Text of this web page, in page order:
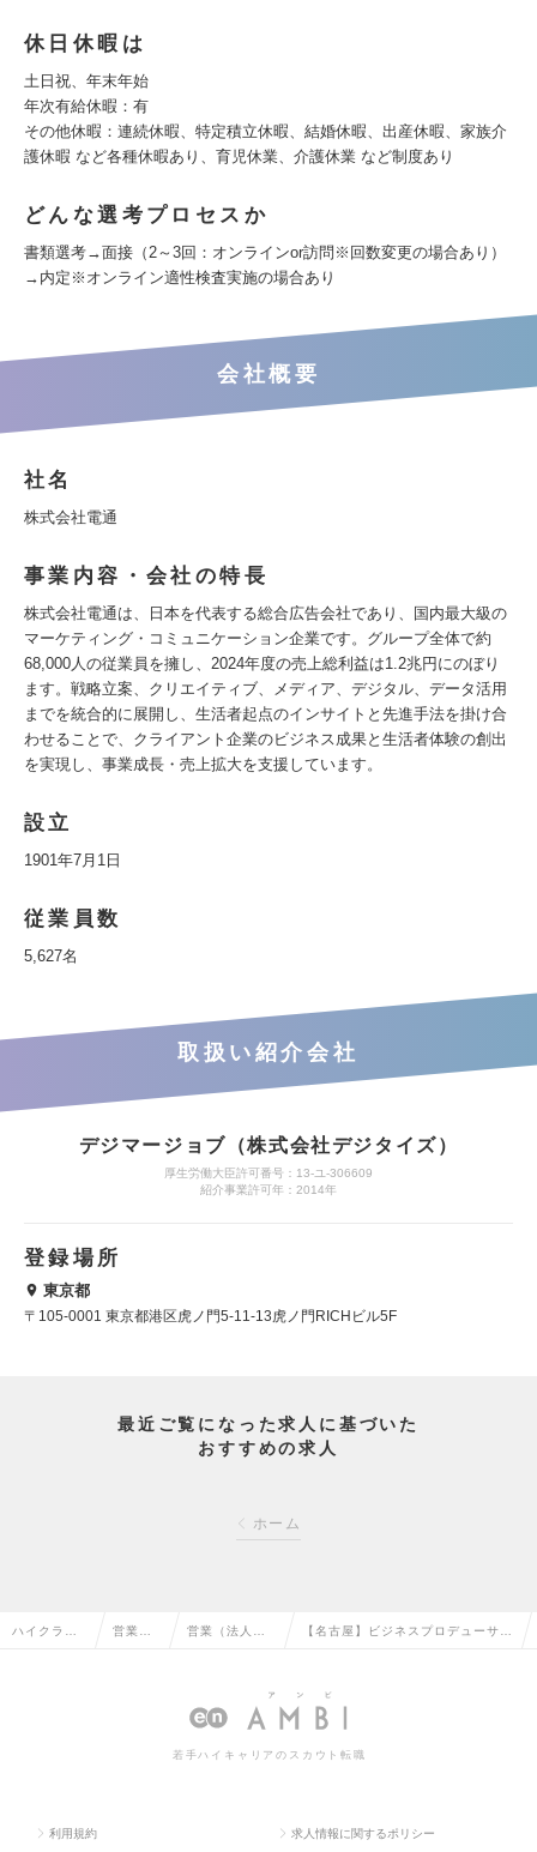
休日休暇は
土日祝、年末年始
年次有給休暇：有
その他休暇：連続休暇、特定積立休暇、結婚休暇、出産休暇、家族介
護休暇 など各種休暇あり、育児休業、介護休業 など制度あり
どんな選考プロセスか
書類選考→面接（2～3回：オンラインor訪問※回数変更の場合あり）
→内定※オンライン適性検査実施の場合あり
会社概要
社名
株式会社電通
事業内容・会社の特長
株式会社電通は、日本を代表する総合広告会社であり、国内最大級の
マーケティング・コミュニケーション企業です。グループ全体で約
68,000人の従業員を擁し、2024年度の売上総利益は1.2兆円にのぼり
ます。戦略立案、クリエイティブ、メディア、デジタル、データ活用
までを統合的に展開し、生活者起点のインサイトと先進手法を掛け合
わせることで、クライアント企業のビジネス成果と生活者体験の創出
を実現し、事業成長・売上拡大を支援しています。
設立
1901年7月1日
従業員数
5,627名
取扱い紹介会社
デジマージョブ（株式会社デジタイズ）
厚生労働大臣許可番号：13-ユ-306609
紹介事業許可年：2014年
登録場所
東京都
〒105-0001 東京都港区虎ノ門5-11-13虎ノ門RICHビル5F
最近ご覧になった求人に基づいた
おすすめの求人
ホーム
ハイクラス 営業系 営業（法人向 【名古屋】ビジネスプロデューサー
若手ハイキャリアのスカウト転職
利用規約 求人情報に関するポリシー